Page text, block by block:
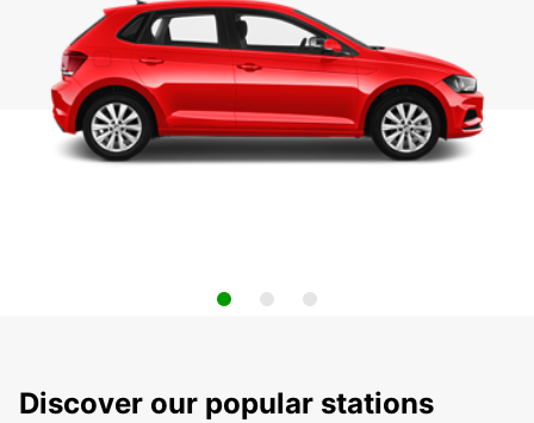
Discover our popular stations